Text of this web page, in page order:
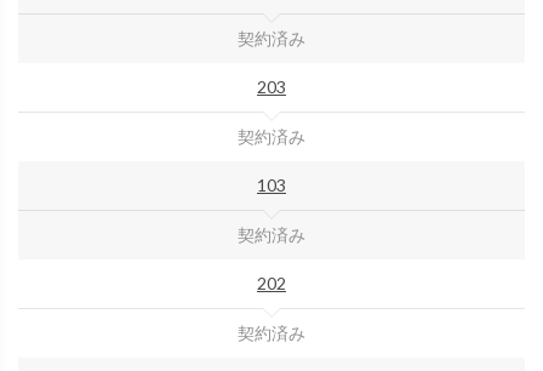
契約済み
203
契約済み
103
契約済み
202
契約済み